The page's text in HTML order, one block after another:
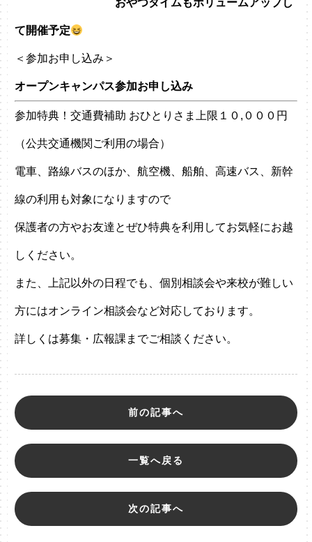
おやつタイムもボリュームアップし
て開催予定
＜参加お申し込み＞
オープンキャンパス参加お申し込み
参加特典！交通費補助 おひとりさま上限１０,０００円
（公共交通機関ご利用の場合）
電車、路線バスのほか、航空機、船舶、高速バス、新幹
線の利用も対象になりますので
保護者の方やお友達とぜひ特典を利用してお気軽にお越
しください。
また、上記以外の日程でも、個別相談会や来校が難しい
方にはオンライン相談会など対応しております。
詳しくは募集・広報課までご相談ください。
前の記事へ
一覧へ戻る
次の記事へ